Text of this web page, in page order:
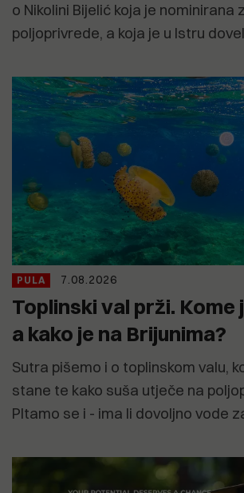
o Nikolini Bijelić koja je nominirana
poljoprivrede, a koja je u Istru
PULA 7.08.2026
Toplinski val prži. Kome
a kako je na Brijunima?
Sutra pišemo i o toplinskom valu,
stane te kako suša utječe na
PItamo se i - ima li dovoljno vode